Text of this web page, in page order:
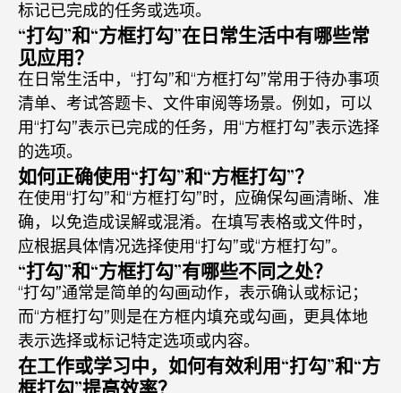
标记已完成的任务或选项。
“打勾”和“方框打勾”在日常生活中有哪些常
见应用？
在日常生活中，“打勾”和“方框打勾”常用于待办事项
清单、考试答题卡、文件审阅等场景。例如，可以
用“打勾”表示已完成的任务，用“方框打勾”表示选择
的选项。
如何正确使用“打勾”和“方框打勾”？
在使用“打勾”和“方框打勾”时，应确保勾画清晰、准
确，以免造成误解或混淆。在填写表格或文件时，
应根据具体情况选择使用“打勾”或“方框打勾”。
“打勾”和“方框打勾”有哪些不同之处？
“打勾”通常是简单的勾画动作，表示确认或标记；
而“方框打勾”则是在方框内填充或勾画，更具体地
表示选择或标记特定选项或内容。
在工作或学习中，如何有效利用“打勾”和“方
框打勾”提高效率？